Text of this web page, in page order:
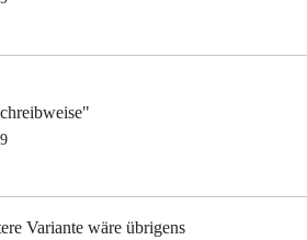
Variante wäre übrigens